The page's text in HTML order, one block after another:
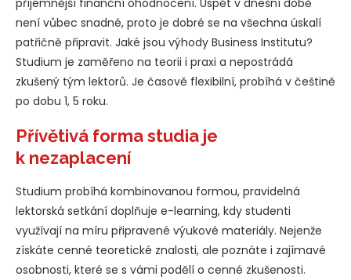
není vůbec snadné, proto je dobré se na všechna úskalí
patřičně připravit. Jaké jsou výhody Business Institutu?
Studium je zaměřeno na teorii i praxi a nepostrádá
zkušený tým lektorů. Je časově flexibilní, probíhá v češtině
po dobu 1, 5 roku.
Přívětivá forma studia je
k nezaplacení
Studium probíhá kombinovanou formou, pravidelná
lektorská setkání doplňuje e-learning, kdy studenti
využívají na míru připravené výukové materiály. Nejenže
získáte cenné teoretické znalosti, ale poznáte i zajímavé
osobnosti, které se s vámi podělí o cenné zkušenosti.